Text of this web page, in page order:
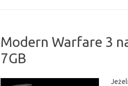
Modern Warfare 3
7GB